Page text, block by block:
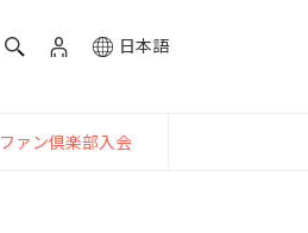
日本語
ファン倶楽部入会